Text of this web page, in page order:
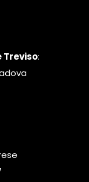
Treviso: